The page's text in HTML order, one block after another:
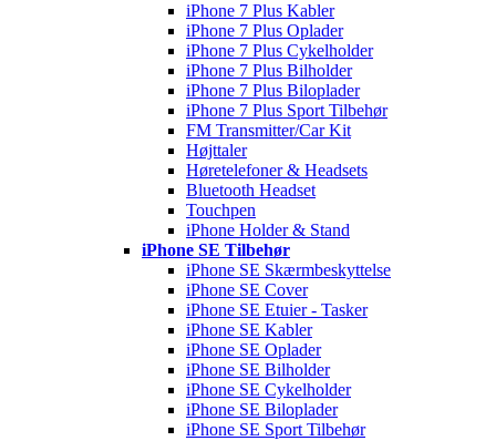
iPhone 7 Plus Kabler
iPhone 7 Plus Oplader
iPhone 7 Plus Cykelholder
iPhone 7 Plus Bilholder
iPhone 7 Plus Biloplader
iPhone 7 Plus Sport Tilbehør
FM Transmitter/Car Kit
Højttaler
Høretelefoner & Headsets
Bluetooth Headset
Touchpen
iPhone Holder & Stand
iPhone SE Tilbehør
iPhone SE Skærmbeskyttelse
iPhone SE Cover
iPhone SE Etuier - Tasker
iPhone SE Kabler
iPhone SE Oplader
iPhone SE Bilholder
iPhone SE Cykelholder
iPhone SE Biloplader
iPhone SE Sport Tilbehør